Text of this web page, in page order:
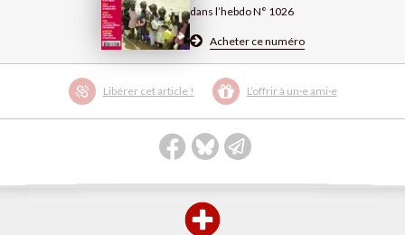
dans l’hebdo N° 1026
Acheter ce numéro
Libérer cet article ! L’offrir à un·e ami·e